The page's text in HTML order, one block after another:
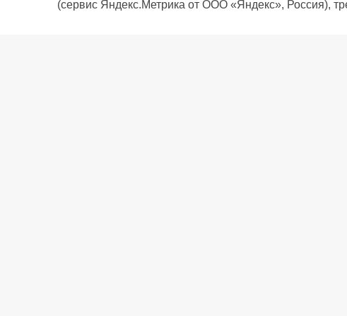
(сервис Яндекс.Метрика от ООО «Яндекс», Россия),